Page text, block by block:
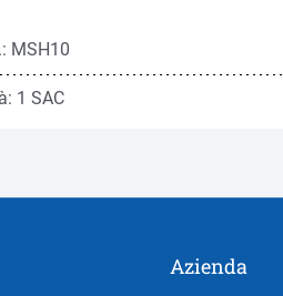
MSH10
1 SAC
Azienda